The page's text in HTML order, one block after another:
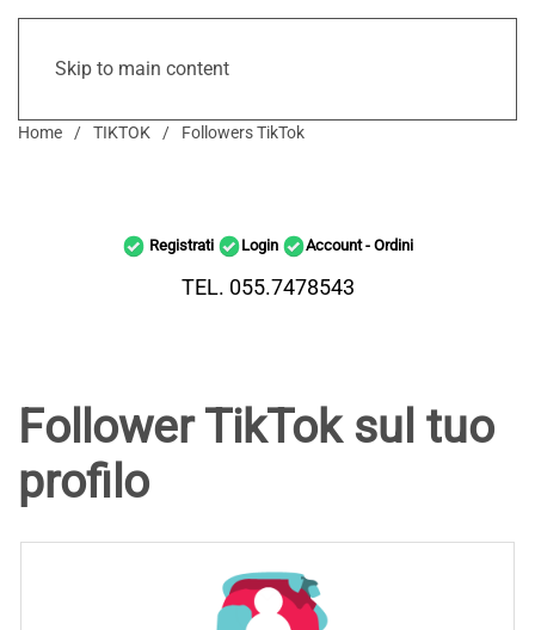
Skip to main content
Home TIKTOK Followers TikTok
Registrati Login Account - Ordini
TEL. 055.7478543
Follower TikTok sul tuo
profilo